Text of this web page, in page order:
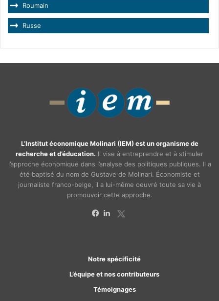
Roumain
Russe
L’Institut économique Molinari (IEM) est un organisme de
recherche et d’éducation. Il vise à entreprendre et à stimuler
l’approche économique dans l’analyse des politiques publiques. Il a
été baptisé du nom de Gustave de Molinari. Économiste et
journaliste franco-belge, il a lui-même oeuvré toute sa vie à
promouvoir cette approche.
Notre spécificité
L’équipe et nos contributeurs
Témoignages